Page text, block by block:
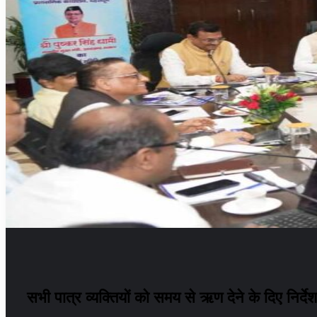
सभी पात्र व्यक्तियों को समय से ऋण देने के दिए